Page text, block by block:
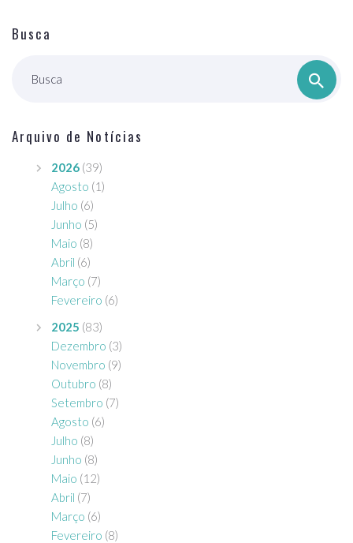
Busca
Busca
Arquivo de Notícias
2026 (39)
Agosto (1)
Julho (6)
Junho (5)
Maio (8)
Abril (6)
Março (7)
Fevereiro (6)
2025 (83)
Dezembro (3)
Novembro (9)
Outubro (8)
Setembro (7)
Agosto (6)
Julho (8)
Junho (8)
Maio (12)
Abril (7)
Março (6)
Fevereiro (8)